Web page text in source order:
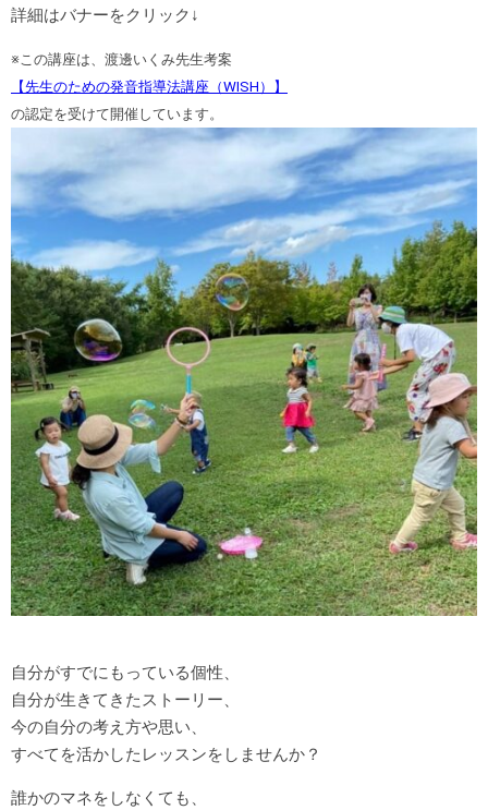
詳細はバナーをクリック↓
※この講座は、渡邊いくみ先生考案
【先生のための発音指導法講座（WISH）】
の認定を受けて開催しています。
自分がすでにもっている個性、
自分が生きてきたストーリー、
今の自分の考え方や思い、
すべてを活かしたレッスンをしませんか？
誰かのマネをしなくても、